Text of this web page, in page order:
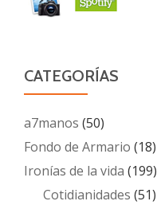
CATEGORÍAS
a7manos (50)
Fondo de Armario (18)
Ironías de la vida (199)
Cotidianidades (51)